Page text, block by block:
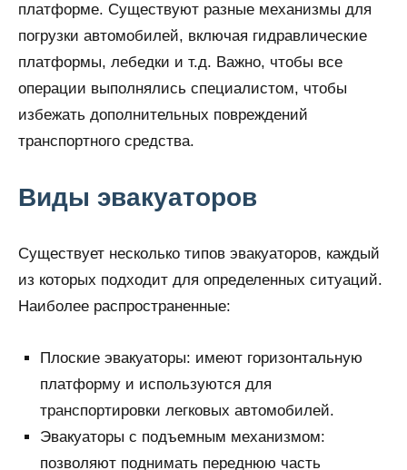
платформе. Существуют разные механизмы для
погрузки автомобилей, включая гидравлические
платформы, лебедки и т.д. Важно, чтобы все
операции выполнялись специалистом, чтобы
избежать дополнительных повреждений
транспортного средства.
Виды эвакуаторов
Существует несколько типов эвакуаторов, каждый
из которых подходит для определенных ситуаций.
Наиболее распространенные:
Плоские эвакуаторы: имеют горизонтальную
платформу и используются для
транспортировки легковых автомобилей.
Эвакуаторы с подъемным механизмом:
позволяют поднимать переднюю часть